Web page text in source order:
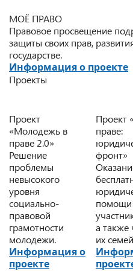
МОЁ ПРАВО
Правовое просвещение
защиты своих прав,
государстве.
Информация о проекте
Проекты
Проект
«Молодежь в
праве 2.0»
Решение
проблемы
невысокого
уровня
социально-
правовой
грамотности
молодежи.
Информация о
проекте
Проект
праве:
фронт»
помощи
а также
их